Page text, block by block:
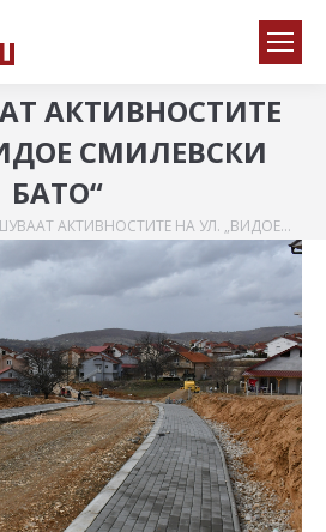
АКТИВНОСТИТЕ
СМИЛЕВСКИ
БАТО“
АКТИВНОСТИТЕ НА УЛ. „ВИДОЕ…